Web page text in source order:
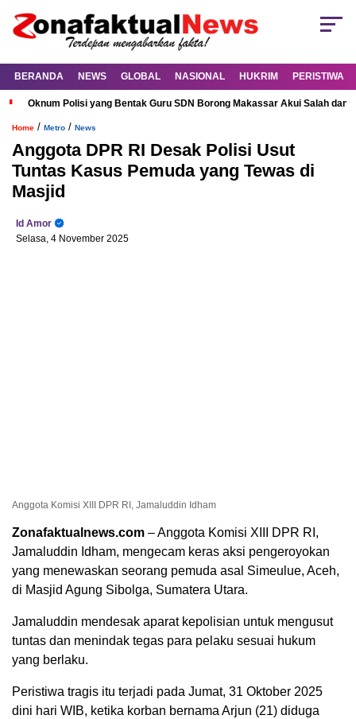
BERANDA NEWS GLOBAL NASIONAL HUKRIM PERISTIWA
Oknum Polisi yang Bentak Guru SDN Borong Makassar Akui Salah dan
Home / Metro / News
Anggota DPR RI Desak Polisi Usut
Tuntas Kasus Pemuda yang Tewas di
Masjid
Id Amor
Selasa, 4 November 2025
Anggota Komisi XIII DPR RI, Jamaluddin Idham
Zonafaktualnews.com – Anggota Komisi XIII DPR RI,
Jamaluddin Idham, mengecam keras aksi pengeroyokan
yang menewaskan seorang pemuda asal Simeulue, Aceh,
di Masjid Agung Sibolga, Sumatera Utara.
Jamaluddin mendesak aparat kepolisian untuk mengusut
tuntas dan menindak tegas para pelaku sesuai hukum
yang berlaku.
Peristiwa tragis itu terjadi pada Jumat, 31 Oktober 2025
dini hari WIB, ketika korban bernama Arjun (21) diduga